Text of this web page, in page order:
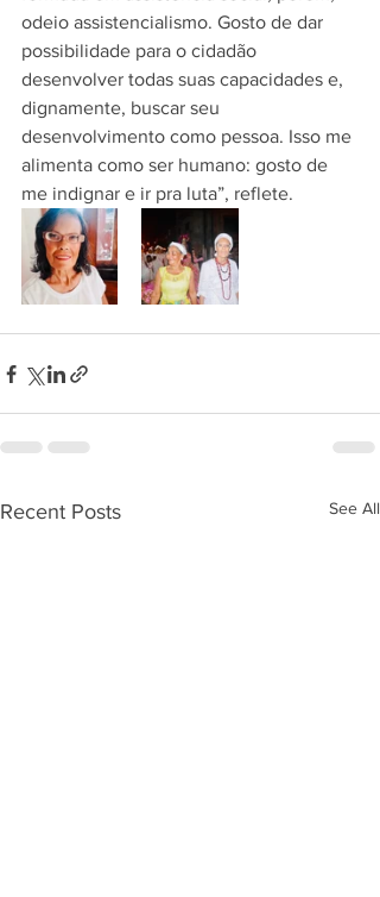
odeio assistencialismo. Gosto de dar
possibilidade para o cidadão
desenvolver todas suas capacidades e,
dignamente, buscar seu
desenvolvimento como pessoa. Isso me
alimenta como ser humano: gosto de
me indignar e ir pra luta”, reflete.
Recent Posts See All